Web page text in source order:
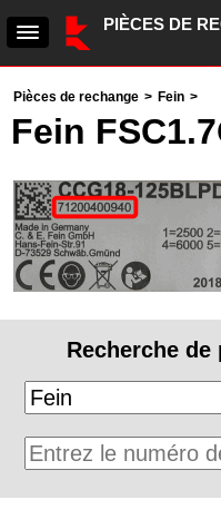
PIÈCES DE
Pièces de rechange > Fein >
Fein
Recherche de